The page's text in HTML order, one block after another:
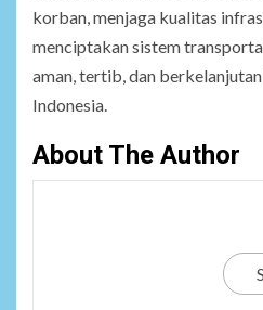
korban, menjaga kualitas
menciptakan sistem
aman, tertib, dan
Indonesia.
About The Author